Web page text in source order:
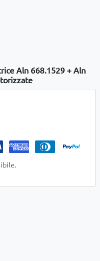
Aln 668.1529 + Aln